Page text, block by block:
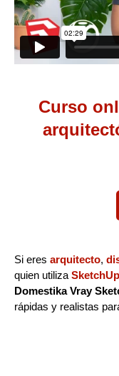
Curso
Si eres arquitecto,
quien utiliza SketchUp
Domestika Vray
rápidas y realistas